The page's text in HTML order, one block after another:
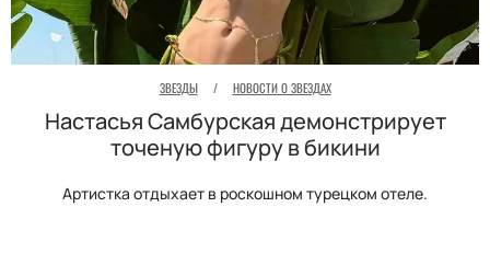
ЗВЕЗДЫ / НОВОСТИ О ЗВЕЗДАХ
Настасья Самбурская демонстрирует
точеную фигуру в бикини
Артистка отдыхает в роскошном турецком отеле.